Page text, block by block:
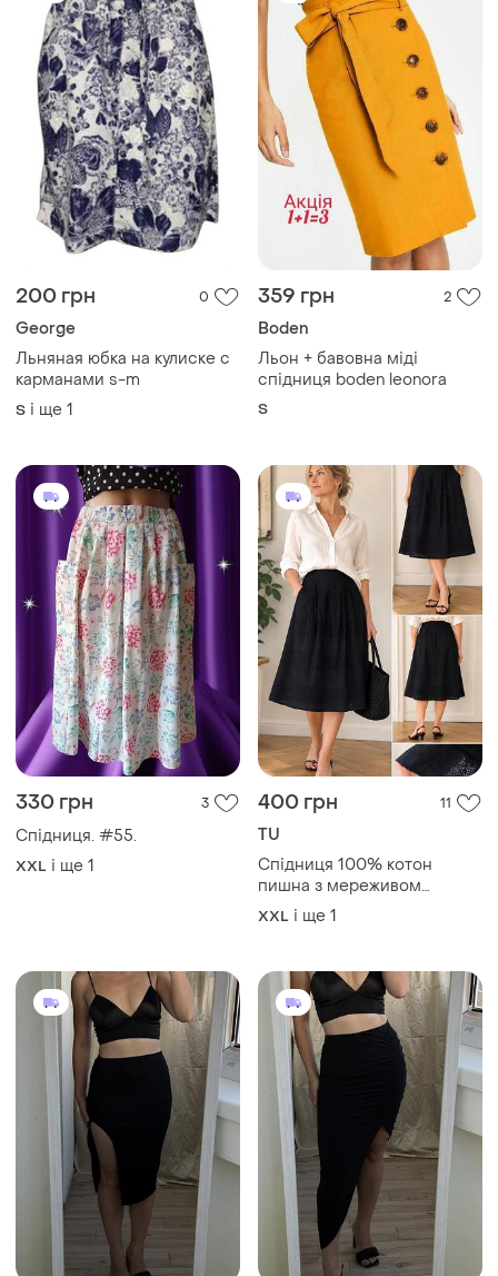
200 грн 0
George
Льняная юбка на кулиске с
карманами s-m
S і ще 1
359 грн 2
Boden
Льон + бавовна міді
спідниця boden leonora
S
330 грн 3
Спідниця. #55.
XXL і ще 1
400 грн 11
TU
Спідниця 100% котон
пишна з мереживом
рішельє великий розмір
XXL і ще 1